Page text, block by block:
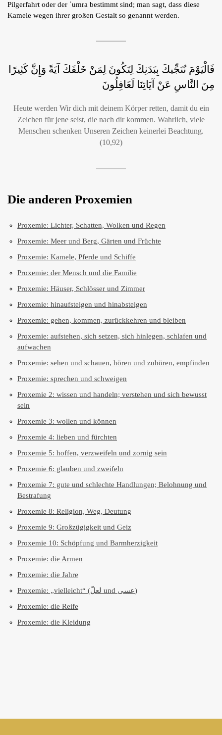
Pilgerfahrt oder der ʿumra bestimmt sind; man sagt, dass diese
Kamele wegen ihrer großen Gestalt so genannt werden.
فَالْيَوْمَ نُنَجِّيكَ بِبَدَنِكَ لِتَكُونَ لِمَنْ خَلْفَكَ آيَةً وَإِنَّ كَثِيرًا
مِنَ النَّاسِ عَنْ آيَاتِنَا لَغَافِلُونَ
Heute werden Wir dich mit deinem Körper retten, damit du ein
Zeichen für jene seist, die nach dir kommen. Wahrlich, viele
Menschen schenken Unseren Zeichen keinerlei Beachtung.
(10,92)
Die anderen Proxemien
Proxemie: Lichter, Schatten, Wolken und Regen
Proxemie: Meer und Berg, Gärten und Früchte
Proxemie: Kamele, Pferde und Schiffe
Proxemie: der Mensch und die Familie
Proxemie: Häuser, Schlösser und Zimmer
Proxemie: hinaufsteigen und hinabsteigen
Proxemie: gehen, kommen, zurückkehren und bleiben
Proxemie: aufstehen, sich setzen, sich hinlegen, schlafen und
aufwachen
Proxemie: sehen und schauen, hören und zuhören, empfinden
Proxemie: sprechen und schweigen
Proxemie 2: wissen und handeln; verstehen und sich bewusst
sein
Proxemie 3: wollen und können
Proxemie 4: lieben und fürchten
Proxemie 5: hoffen, verzweifeln und zornig sein
Proxemie 6: glauben und zweifeln
Proxemie 7: gute und schlechte Handlungen; Belohnung und
Bestrafung
Proxemie 8: Religion, Weg, Deutung
Proxemie 9: Großzügigkeit und Geiz
Proxemie 10: Schöpfung und Barmherzigkeit
Proxemie: die Armen
Proxemie: die Jahre
Proxemie: „vielleicht“ (لعلّ und عسى)
Proxemie: die Reife
Proxemie: die Kleidung